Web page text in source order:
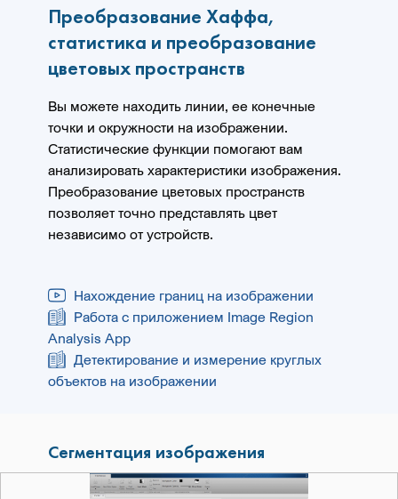
Преобразование Хаффа,
статистика и преобразование
цветовых пространств
Вы можете находить линии, ее конечные
точки и окружности на изображении.
Статистические функции помогают вам
анализировать характеристики изображения.
Преобразование цветовых пространств
позволяет точно представлять цвет
независимо от устройств.
Нахождение границ на изображении
Работа с приложением Image Region
Analysis App
Детектирование и измерение круглых
объектов на изображении
Сегментация изображения